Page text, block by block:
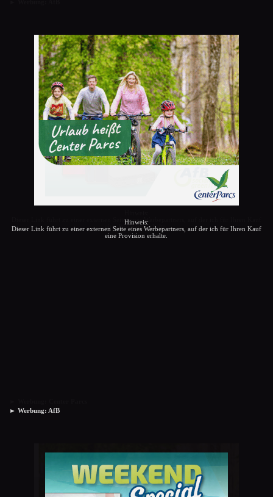
Hinweis:
Dieser Link führt zu einer externen Seite eines Werbepartners, auf der ich für Ihren Kauf
eine Provision erhalte.
Dieser Link führt zu einer externen Seite eines Werbepartners, auf der ich für Ihren Kauf
eine Provision erhalte.
► Werbung: AfB